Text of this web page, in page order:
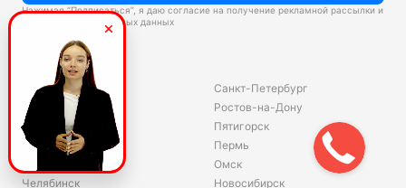
Нажимая “Подписаться”, я даю согласие на получение рекламной рассылки и
обработку персональных данных
Склады
Владивосток
Екатеринбург
Красноярск
Волгоград
Ярославль
Челябинск
Санкт-Петербург
Ростов-на-Дону
Пятигорск
Пермь
Омск
Новосибирск